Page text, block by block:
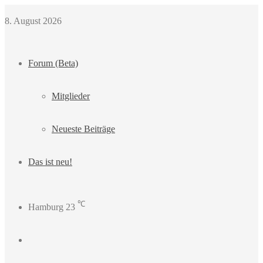
8. August 2026
Forum (Beta)
Mitglieder
Neueste Beiträge
Das ist neu!
Hamburg 23 ℃